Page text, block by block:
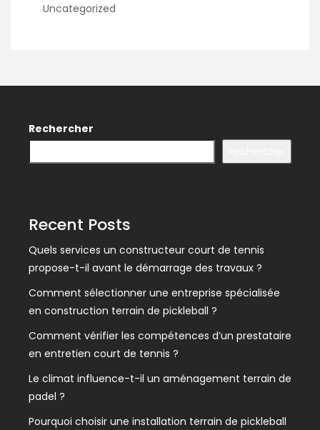
Uncategorized
Rechercher
Recent Posts
Quels services un constructeur court de tennis
propose-t-il avant le démarrage des travaux ?
Comment sélectionner une entreprise spécialisée
en construction terrain de pickleball ?
Comment vérifier les compétences d’un prestataire
en entretien court de tennis ?
Le climat influence-t-il un aménagement terrain de
padel ?
Pourquoi choisir une installation terrain de pickleball